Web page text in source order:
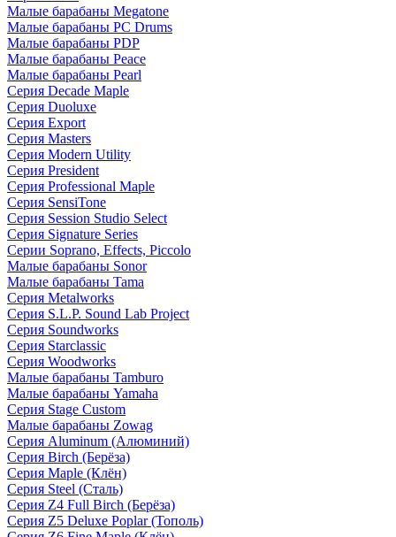
Малые барабаны Megatone
Малые барабаны PC Drums
Малые барабаны PDP
Малые барабаны Peace
Малые барабаны Pearl
Серия Decade Maple
Серия Duoluxe
Серия Export
Серия Masters
Серия Modern Utility
Серия President
Серия Professional Maple
Серия SensiTone
Серия Session Studio Select
Серия Signature Series
Серии Soprano, Effects, Piccolo
Малые барабаны Sonor
Малые барабаны Tama
Серия Metalworks
Серия S.L.P. Sound Lab Project
Серия Soundworks
Серия Starclassic
Серия Woodworks
Малые барабаны Tamburo
Малые барабаны Yamaha
Серия Stage Custom
Малые барабаны Zowag
Серия Aluminum (Алюминий)
Серия Birch (Берёза)
Серия Maple (Клён)
Серия Steel (Сталь)
Серия Z4 Full Birch (Берёза)
Серия Z5 Deluxe Poplar (Тополь)